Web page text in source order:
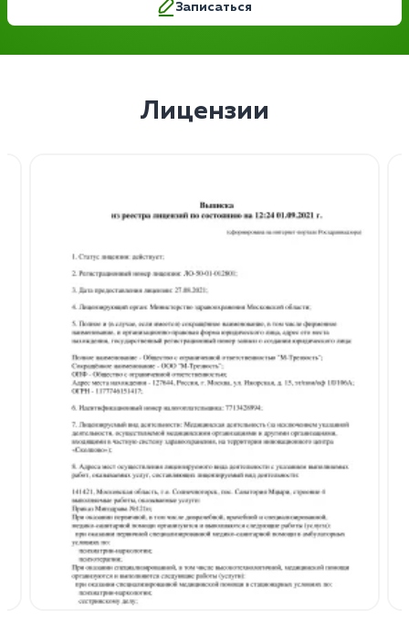
Записаться
Лицензии